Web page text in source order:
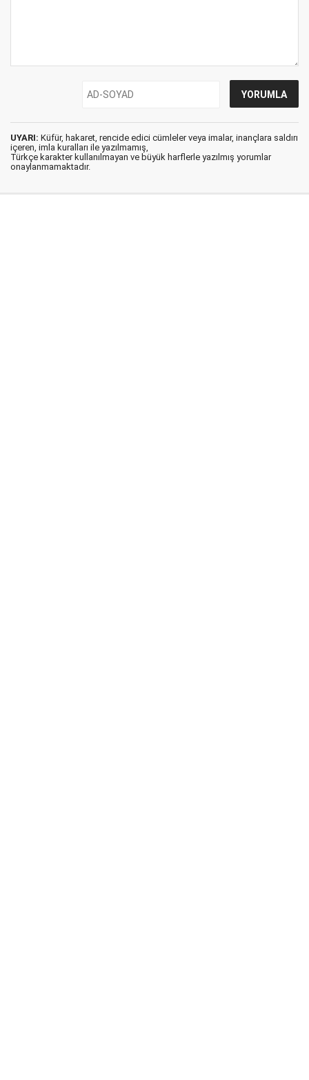
UYARI: Küfür, hakaret, rencide edici cümleler veya imalar, inançlara saldırı
içeren, imla kuralları ile yazılmamış,
Türkçe karakter kullanılmayan ve büyük harflerle yazılmış yorumlar
onaylanmamaktadır.